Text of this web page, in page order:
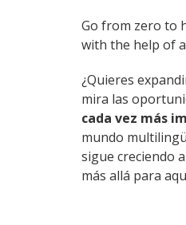
Go from zero to
with the help of
¿Quieres
mira las
cada vez más
mundo
sigue creciendo
más allá para